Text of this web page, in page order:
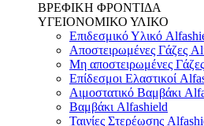
ΒΡΕΦΙΚΗ ΦΡΟΝΤΙΔΑ
ΥΓΕΙΟΝΟΜΙΚΟ ΥΛΙΚΟ
Επιδεσμικό Υλικό
Αποστειρωμένες Γάζες
Μη αποστειρωμένες
Επίδεσμοι Ελαστικοί
Αιμοστατικό Βαμβάκι
Βαμβάκι Alfashield
Ταινίες Στερέωσης